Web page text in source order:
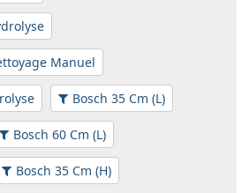
Manuel
Bosch 35 Cm (L)
Bosch 60 Cm (L)
Bosch 35 Cm (H)